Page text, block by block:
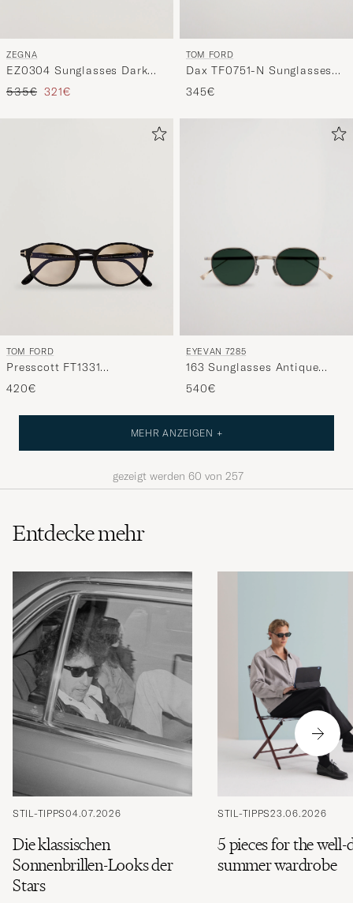
ZEGNA
EZ0304 Sunglasses Dark
Brown
Regulärer Preis
535€ Reduzierter Preis
321€
TOM FORD
Dax TF0751-N Sunglasses
Black
345€
TOM FORD
Presscott FT1331
Sunglasses Black/Brown
420€
EYEVAN 7285
163 Sunglasses Antique
Gold
540€
MEHR ANZEIGEN +
gezeigt werden 60 von 257
Entdecke mehr
STIL-TIPPS04.07.2026
Die klassischen
Sonnenbrillen-Looks der
Stars
STIL-TIPPS23.06.2026
5 pieces for the well-
summer wardrobe